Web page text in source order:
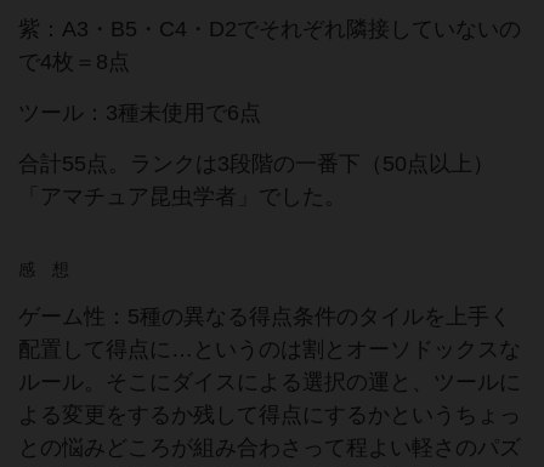
紫：A3・B5・C4・D2でそれぞれ隣接していないの
で4枚＝8点
ツール：3種未使用で6点
合計55点。ランクは3段階の一番下（50点以上）
「アマチュア昆虫学者」でした。
感 想
ゲーム性：5種の異なる得点条件のタイルを上手く
配置して得点に…というのは割とオーソドックスな
ルール。そこにダイスによる選択の運と、ツールに
よる変更をするか残して得点にするかというちょっ
との悩みどころが組み合わさって程よい軽さのパズ